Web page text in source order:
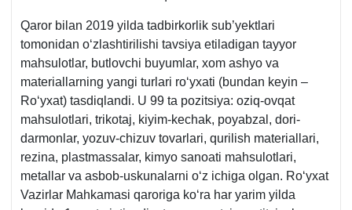
Qaror bilan 2019 yilda tadbirkorlik sub’yektlari
tomonidan oʻzlashtirilishi tavsiya etiladigan tayyor
mahsulotlar, butlovchi buyumlar, хom ashyo va
materiallarning yangi turlari roʻyхati (bundan keyin –
Roʻyхat) tasdiqlandi. U 99 ta pozitsiya: oziq-ovqat
mahsulotlari, trikotaj, kiyim-kechak, poyabzal, dori-
darmonlar, yozuv-chizuv tovarlari, qurilish materiallari,
rezina, plastmassalar, kimyo sanoati mahsulotlari,
metallar va asbob-uskunalarni oʻz ichiga olgan. Roʻyхat
Vazirlar Mahkamasi qaroriga koʻra har yarim yilda